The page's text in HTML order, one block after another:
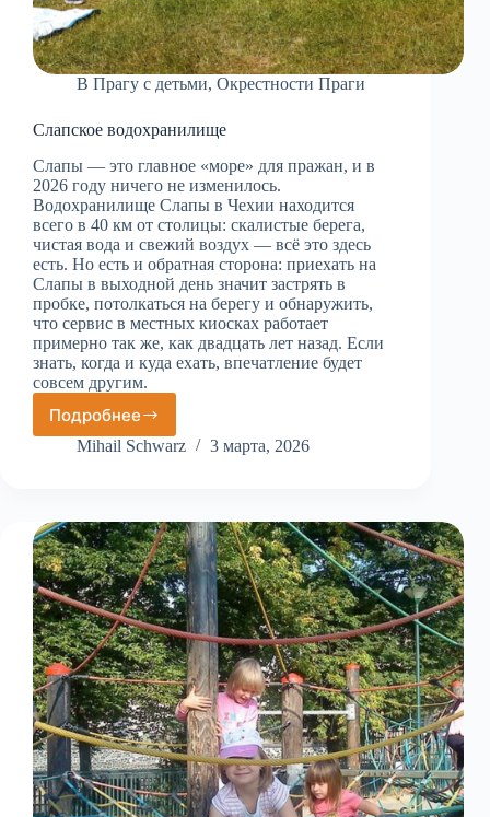
В Прагу с детьми, Окрестности Праги
Слапское водохранилище
Слапы — это главное «море» для пражан, и в
2026 году ничего не изменилось.
Водохранилище Слапы в Чехии находится
всего в 40 км от столицы: скалистые берега,
чистая вода и свежий воздух — всё это здесь
есть. Но есть и обратная сторона: приехать на
Слапы в выходной день значит застрять в
пробке, потолкаться на берегу и обнаружить,
что сервис в местных киосках работает
примерно так же, как двадцать лет назад. Если
знать, когда и куда ехать, впечатление будет
совсем другим.
Подробнее
Слапское
водохранилище
Mihail Schwarz 3 марта, 2026